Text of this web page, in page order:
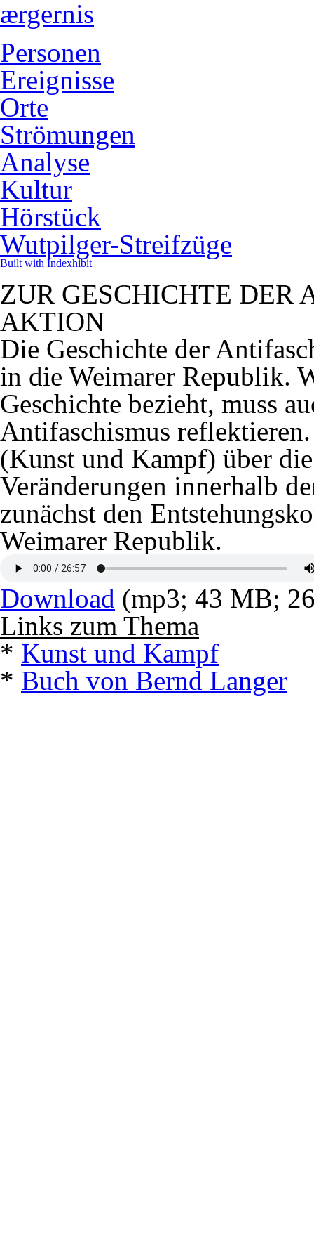
ærgernis
Personen
Ereignisse
Orte
Strömungen
Analyse
Kultur
Hörstück
Wutpilger-Streifzüge
Built with Indexhibit
ZUR GESCHICHTE DER
AKTION
Die Geschichte der
in die Weimarer Republik.
Geschichte bezieht, muss
Antifaschismus
(Kunst und Kampf) über
Veränderungen innerhalb
zunächst den
Weimarer Republik.
Download (mp3; 43 MB;
Links zum Thema
* Kunst und Kampf
* Buch von Bernd Langer